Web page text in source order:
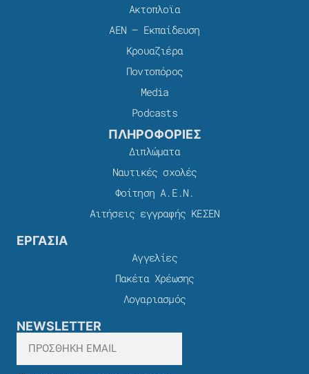
Ακτοπλοϊα
ΑΕΝ – Εκπαίδευση
Κρουαζιέρα
Ποντοπόρος
Media
Podcasts
ΠΛΗΡΟΦΟΡΙΕΣ
Διπλώματα
Ναυτικές σχολές
Φοίτηση Α.Ε.Ν.
Αιτήσεις εγγραφής ΚΕΣΕΝ
ΕΡΓΑΣΙΑ
Αγγελίες
Πακέτα Χρέωσης​
Λογαριασμός
NEWSLETTER